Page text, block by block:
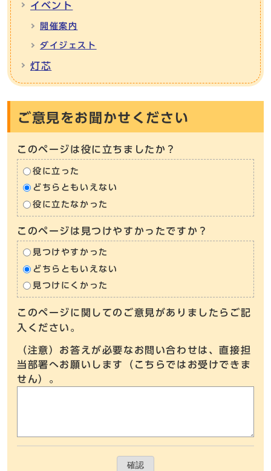
イベント
開催案内
ダイジェスト
灯芯
ご意見をお聞かせください
このページは役に立ちましたか？
役に立った
どちらともいえない
役に立たなかった
このページは見つけやすかったですか？
見つけやすかった
どちらともいえない
見つけにくかった
このページに関してのご意見がありましたらご記
入ください。
（注意）お答えが必要なお問い合わせは、直接担
当部署へお願いします（こちらではお受けできま
せん）。
確認